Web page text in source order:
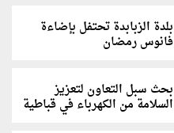
بلدة الزبابدة تحتفل بإضاءة
فانوس رمضان
بحث سبل التعاون لتعزيز
السلامة من الكهرباء في قباطية